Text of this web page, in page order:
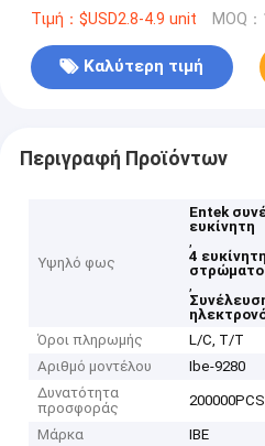
χρονομέτρων
Τιμή：$USD2.8-4.9 unit MOQ
Καλύτερη τιμή
Περιγραφή Προϊόντων
Υψηλό φως
Entek
ευκίνητη
,
4
,
Όροι πληρωμής
L/C, T/T
Αριθμό μοντέλου
Ibe-9280
Δυνατότητα
προσφοράς
200000PCS
Μάρκα IBE